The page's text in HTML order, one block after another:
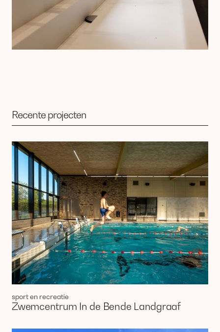
Recente projecten
sport en recreatie
Zwemcentrum In de Bende Landgraaf